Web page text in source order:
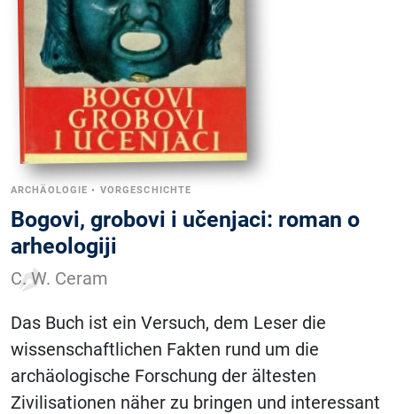
ARCHÄOLOGIE • VORGESCHICHTE
Bogovi, grobovi i učenjaci: roman o
arheologiji
C. W. Ceram
Das Buch ist ein Versuch, dem Leser die
wissenschaftlichen Fakten rund um die
archäologische Forschung der ältesten
Zivilisationen näher zu bringen und interessant